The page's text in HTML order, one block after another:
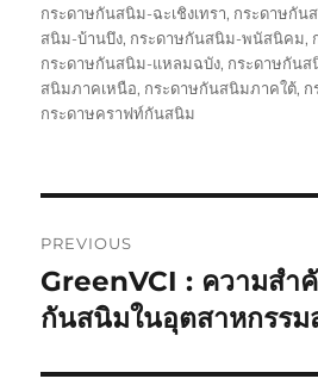
on
กระดาษกันสนิม-ฉะเชิงเทรา, กระดาษกัน
สนิม-บ้านบึง, กระดาษกันสนิม-พนัสนิคม,
กระดาษกันสนิม-แหลมฉบัง, กระดาษกัน
สนิมภาคเหนือ, กระดาษกันสนิมภาคใต้, ก
กระดาษคราฟท์กันสนิม
navigation
PREVIOUS
Previous
post:
GreenVCI : ความสำ
กันสนิมในอุตสาหกรรม